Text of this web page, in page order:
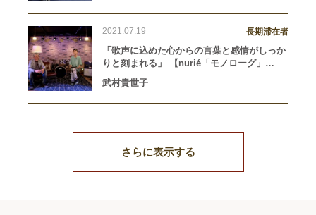
2021.07.19 長期滞在者
「歌声に込めた心からの言葉と感情がしっか
りと刻まれる」 【nurié「モノローグ」
（2019年8月14日リリース）】
武村貴世子
さらに表示する